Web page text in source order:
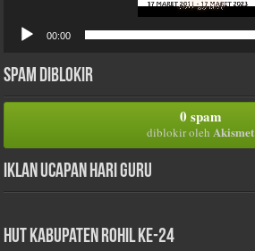
00:00
Spam Diblokir
0 spam
diblokir oleh Akismet
Iklan Ucapan Hari Guru
HUT Kabupaten Rohil Ke-24